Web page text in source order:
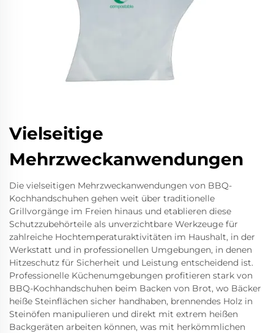
Vielseitige
Mehrzweckanwendungen
Die vielseitigen Mehrzweckanwendungen von BBQ-
Kochhandschuhen gehen weit über traditionelle
Grillvorgänge im Freien hinaus und etablieren diese
Schutzzubehörteile als unverzichtbare Werkzeuge für
zahlreiche Hochtemperaturaktivitäten im Haushalt, in der
Werkstatt und in professionellen Umgebungen, in denen
Hitzeschutz für Sicherheit und Leistung entscheidend ist.
Professionelle Küchenumgebungen profitieren stark von
BBQ-Kochhandschuhen beim Backen von Brot, wo Bäcker
heiße Steinflächen sicher handhaben, brennendes Holz in
Steinöfen manipulieren und direkt mit extrem heißen
Backgeräten arbeiten können, was mit herkömmlichen